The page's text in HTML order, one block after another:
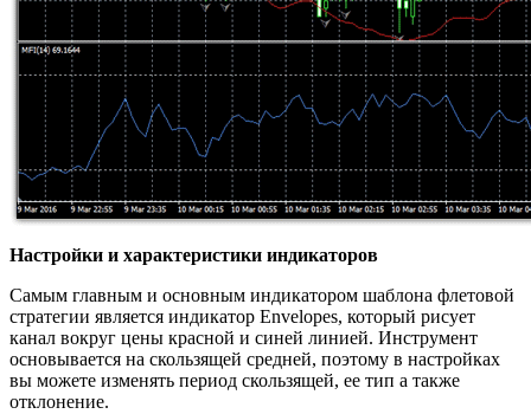
Настройки и характеристики индикаторов
Самым главным и основным индикатором шаблона флетовой
стратегии является индикатор Envelopes, который рисует
канал вокруг цены красной и синей линией. Инструмент
основывается на скользящей средней, поэтому в настройках
вы можете изменять период скользящей, ее тип а также
отклонение.